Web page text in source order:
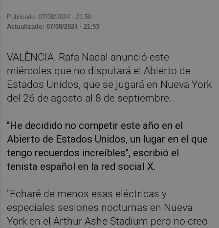
Publicado: 07/08/2024 · 21:50
Actualizado: 07/08/2024 · 21:53
VALÈNCIA. Rafa Nadal anunció este
miércoles que no disputará el Abierto de
Estados Unidos, que se jugará en Nueva York
del 26 de agosto al 8 de septiembre.
"He decidido no competir este año en el
Abierto de Estados Unidos, un lugar en el que
tengo recuerdos increíbles", escribió el
tenista español en la red social X.
"Echaré de menos esas eléctricas y
especiales sesiones nocturnas en Nueva
York en el Arthur Ashe Stadium pero no creo